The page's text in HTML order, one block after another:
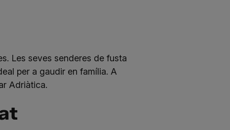
Les seves senderes de fusta
per a gaudir en família. A
Adriàtica.